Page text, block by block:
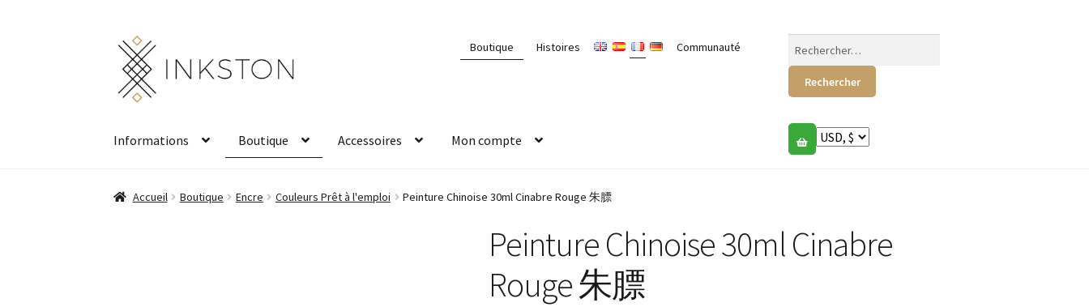
Aller
la
navigation
Aller
au
contenu
Boutique Histoires Communauté
Informations Boutique Accessoires Mon compte
Accueil Boutique Encre Couleurs Prêt à l'emploi Peinture Chinoise 30ml Cinabre Rouge 朱膘
Peinture Chinoise 30ml Cinabre
Rouge 朱膘